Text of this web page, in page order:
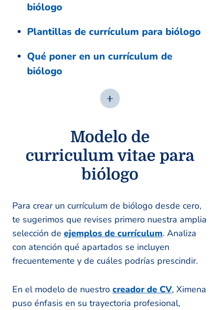
biólogo
Plantillas de currículum para biólogo
Qué poner en un currículum de
biólogo
Modelo de
curriculum vitae para
biólogo
Para crear un currículum de biólogo desde cero,
te sugerimos que revises primero nuestra amplia
selección de ejemplos de currículum. Analiza
con atención qué apartados se incluyen
frecuentemente y de cuáles podrías prescindir.
En el modelo de nuestro creador de CV, Ximena
puso énfasis en su trayectoria profesional,